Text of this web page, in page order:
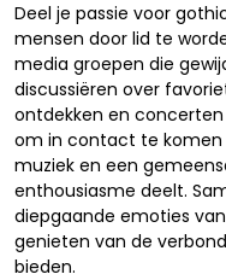
Deel je passie voor
mensen door lid te
media groepen die
discussiëren over
ontdekken en
om in contact te
muziek en een
enthousiasme deelt.
diepgaande emoties
genieten van de
bieden.